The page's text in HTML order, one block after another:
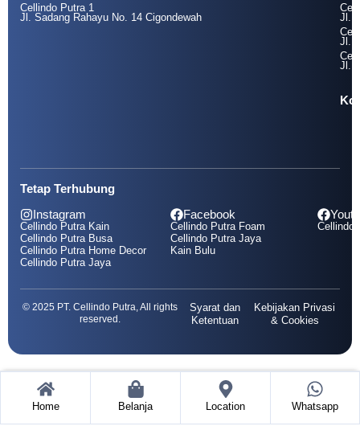
Cellindo Putra 1
Jl. Sadang Rahayu No. 14 Cigondewah
Jl.
Jl.
Jl.
Tetap Terhubung
Instagram
Cellindo Putra Kain
Cellindo Putra Busa
Cellindo Putra Home Decor
Cellindo Putra Jaya
Facebook
Cellindo Putra Foam
Cellindo Putra Jaya
Kain Bulu
Cellindo
© 2025 PT. Cellindo Putra, All rights
reserved.
Syarat dan
Ketentuan
Kebijakan Privasi
& Cookies
Home Belanja Location Whatsapp